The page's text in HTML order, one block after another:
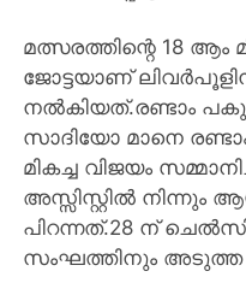
മത്സരത്തിന്റെ 18 ആം
ജോട്ടയാണ്
നൽകിയത്.രണ്ടാം
സാദിയോ മാനെ
മികച്ച വിജയം
അസ്സിസ്റ്റിൽ
പിറന്നത്.28 ന്
സംഘത്തിനും അടുത്ത